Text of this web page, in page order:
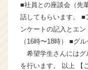
就
活
■社員との座談会（
話してもらいます。
ンケートの記入とエ
（16時〜18時） ■グ
希望学生さんにはグ
を行います。 以上 【